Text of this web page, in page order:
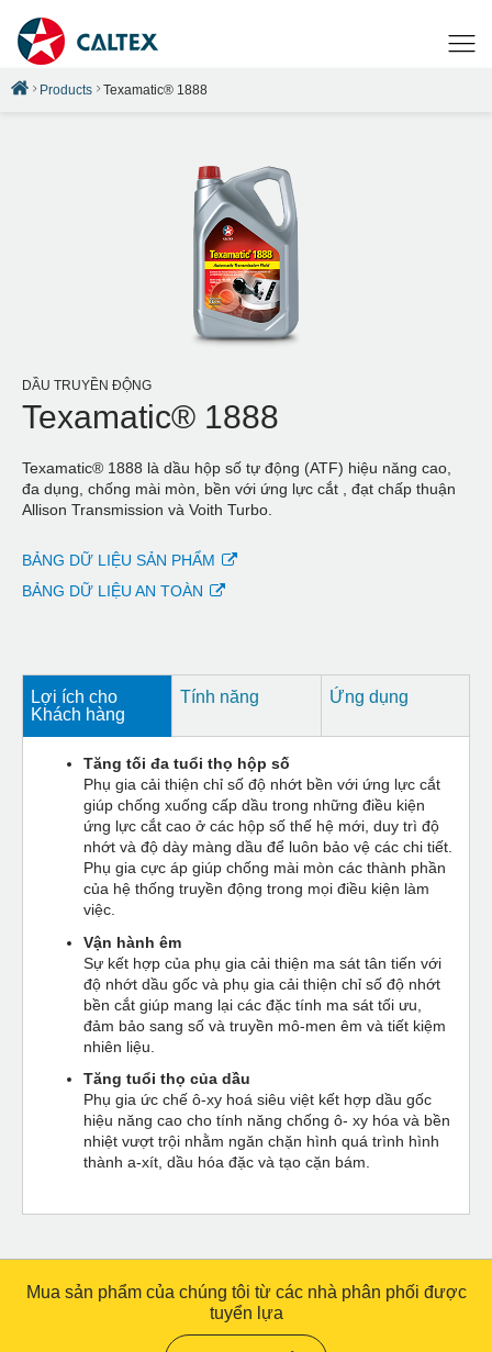
Products Texamatic® 1888
DẦU TRUYỀN ĐỘNG
Texamatic® 1888
Texamatic® 1888 là dầu hộp số tự động (ATF) hiệu năng cao,
đa dụng, chống mài mòn, bền với ứng lực cắt , đạt chấp thuận
Allison Transmission và Voith Turbo.
BẢNG DỮ LIỆU SẢN PHẨM
BẢNG DỮ LIỆU AN TOÀN
Lợi ích cho
Khách hàng
Tính năng Ứng dụng
Tăng tối đa tuổi thọ hộp số
Phụ gia cải thiện chỉ số độ nhớt bền với ứng lực cắt
giúp chống xuống cấp dầu trong những điều kiện
ứng lực cắt cao ở các hộp số thế hệ mới, duy trì độ
nhớt và độ dày màng dầu để luôn bảo vệ các chi tiết.
Phụ gia cực áp giúp chống mài mòn các thành phần
của hệ thống truyền động trong mọi điều kiện làm
việc.
Vận hành êm
Sự kết hợp của phụ gia cải thiện ma sát tân tiến với
độ nhớt dầu gốc và phụ gia cải thiện chỉ số độ nhớt
bền cắt giúp mang lại các đặc tính ma sát tối ưu,
đảm bảo sang số và truyền mô-men êm và tiết kiệm
nhiên liệu.
Tăng tuổi thọ của dầu
Phụ gia ức chế ô-xy hoá siêu việt kết hợp dầu gốc
hiệu năng cao cho tính năng chống ô- xy hóa và bền
nhiệt vượt trội nhằm ngăn chặn hình quá trình hình
thành a-xít, dầu hóa đặc và tạo cặn bám.
Mua sản phẩm của chúng tôi từ các nhà phân phối được
tuyển lựa